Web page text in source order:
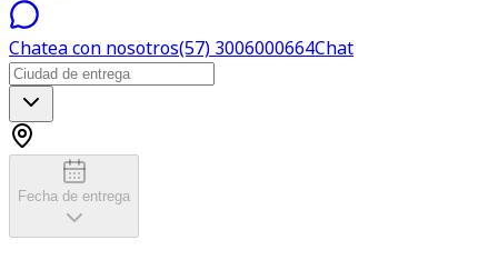
Chatea con nosotros(57) 3006000664Chat
Fecha de entrega